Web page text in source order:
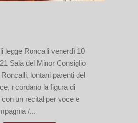
legge Roncalli venerdì 10
Sala del Minor Consiglio
lontani parenti del
ricordano la figura di
un recital per voce e
/...